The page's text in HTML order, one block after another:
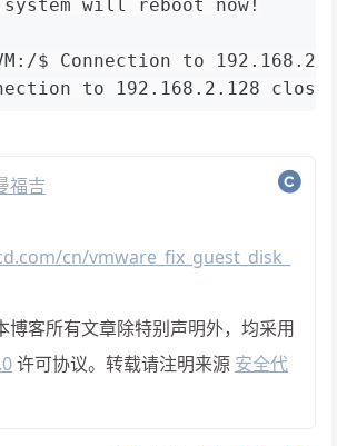
system will reboot now!
$ Connection to
to 192.168.2.128
福吉
cn/vmware_fix_guest_disk_
博客所有文章除特别声明外，均采用
许可协议。转载请注明来源 安全代